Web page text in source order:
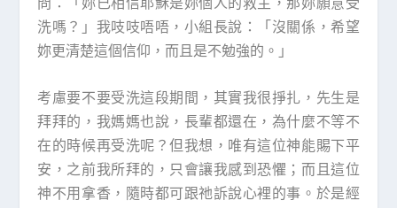
問：「妳已相信耶穌是妳個人的救主，那妳願意受
洗嗎？」我吱吱唔唔，小組長說：「沒關係，希望
妳更清楚這個信仰，而且是不勉強的。」
考慮要不要受洗這段期間，其實我很掙扎，先生是
拜拜的，我媽媽也說，長輩都還在，為什麼不等不
在的時候再受洗呢？但我想，唯有這位神能賜下平
安，之前我所拜的，只會讓我感到恐懼；而且這位
神不用拿香，隨時都可跟祂訴說心裡的事。於是經